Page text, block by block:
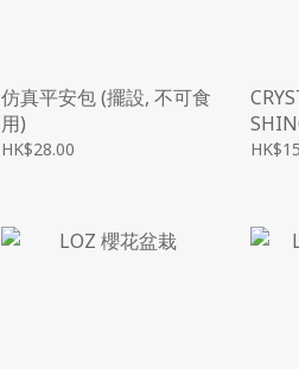
仿真平安包 (擺設, 不可食
用)
HK$28.00